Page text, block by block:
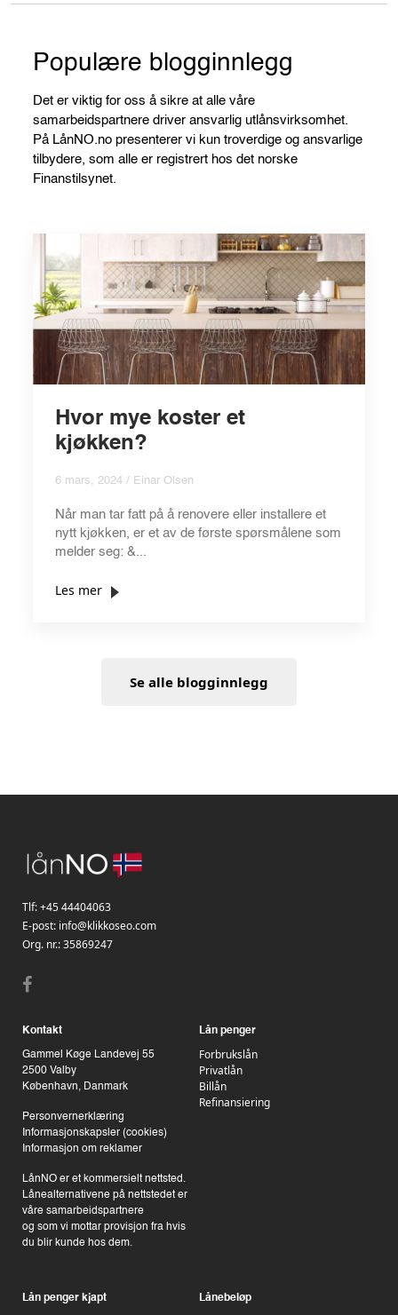
Populære blogginnlegg
Det er viktig for oss å sikre at alle våre
samarbeidspartnere driver ansvarlig utlånsvirksomhet.
På LånNO.no presenterer vi kun troverdige og ansvarlige
tilbydere, som alle er registrert hos det norske
Finanstilsynet.
Hvor mye koster et
kjøkken?
6 mars, 2024 / Einar Olsen
Når man tar fatt på å renovere eller installere et
nytt kjøkken, er et av de første spørsmålene som
melder seg: &...
Les mer
Se alle blogginnlegg
Tlf:+45 44404063
E-post: info@klikkoseo.com
Org. nr.:35869247
Kontakt
Gammel Køge Landevej 55
2500 Valby
København, Danmark
Personvernerklæring
Informasjonskapsler (cookies)
Informasjon om reklamer
LånNO er et kommersielt nettsted.
Lånealternativene på nettstedet er
våre samarbeidspartnere
og som vi mottar provisjon fra hvis
du blir kunde hos dem.
Lån penger
Forbrukslån
Privatlån
Billån
Refinansiering
Lån penger kjapt Lånebeløp